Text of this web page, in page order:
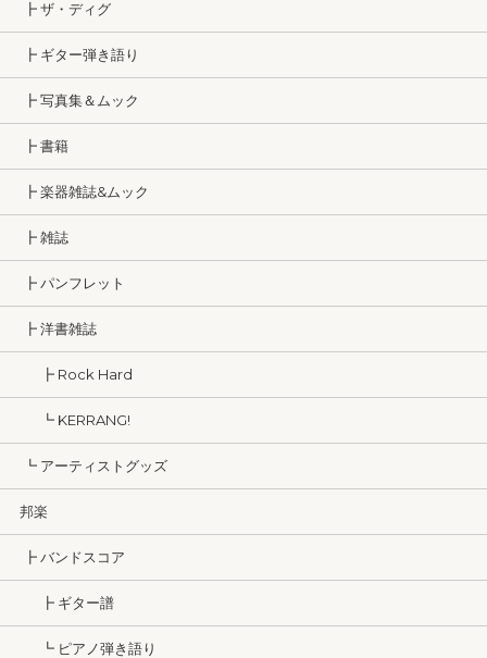
┣ ザ・ディグ
┣ ギター弾き語り
┣ 写真集＆ムック
┣ 書籍
┣ 楽器雑誌&ムック
┣ 雑誌
┣ パンフレット
┣ 洋書雑誌
┣ Rock Hard
┗ KERRANG!
┗ アーティストグッズ
邦楽
┣ バンドスコア
┣ ギター譜
┗ ピアノ弾き語り